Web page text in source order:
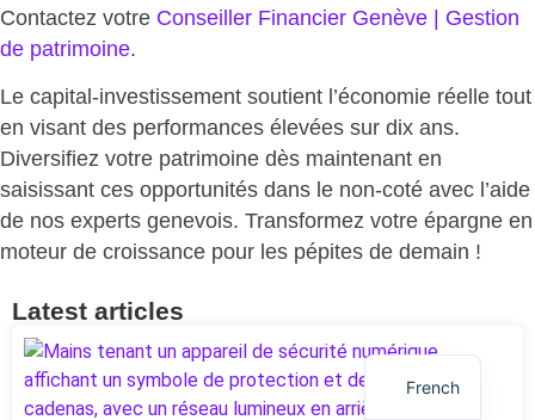
Contactez votre Conseiller Financier Genève | Gestion
de patrimoine.
Le capital-investissement soutient l’économie réelle tout
en visant des performances élevées sur dix ans.
Diversifiez votre patrimoine dès maintenant en
saisissant ces opportunités dans le non-coté avec l’aide
de nos experts genevois. Transformez votre épargne en
moteur de croissance pour les pépites de demain !
Latest articles
French
English